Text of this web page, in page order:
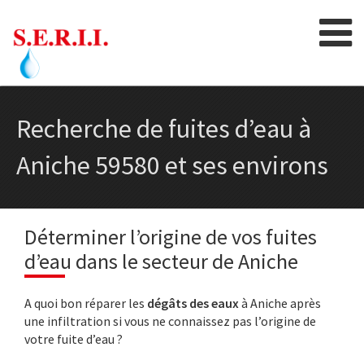
Recherche de fuites d’eau à
Aniche 59580 et ses environs
Déterminer l’origine de vos fuites
d’eau dans le secteur de Aniche
A quoi bon réparer les dégâts des eauxà Aniche après
une infiltration si vous ne connaissez pas l’origine de
votre fuite d’eau ?